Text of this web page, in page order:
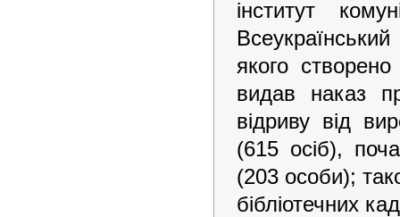
інститут
якого
видав наказ
відриву від
(615 осіб),
(203 особи);
бібліотечних